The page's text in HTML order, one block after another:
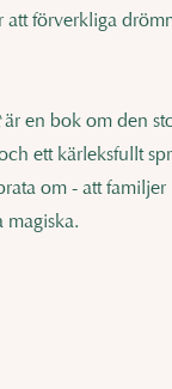
att förverkliga
är en bok om den
ett kärleksfullt
om - att
magiska.